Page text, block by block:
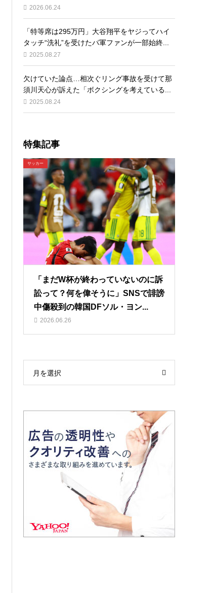
2026.06.24
「特等席は295万円」大谷翔平をヤジってハイ
タッチ“洗礼”を受けたパ軍ファンが一部始終...
2025.08.27
欠けていた論点…相次ぐリング事故を受けて那
須川天心が訴えた「ボクシングを考えている...
2025.08.24
特集記事
サッカー
「まだW杯が終わっていないのに訴
訟って？何を偉そうに」SNSで誹謗
中傷殺到の韓国DFソル・ヨン...
2026.06.26
月を選択